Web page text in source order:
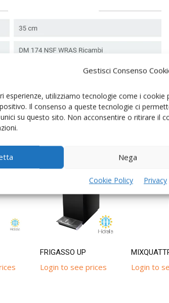
Gestisci Consenso
esperienze, utilizziamo tecnologie come i cookie
Il consenso a queste tecnologie ci
su questo sito. Non acconsentire o ritirare il
Nega
Cookie Policy Privacy
FRIGASSO UP
Login to see prices Login to